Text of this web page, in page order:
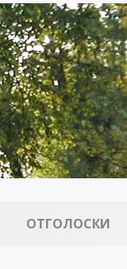
ОТГОЛОСКИ